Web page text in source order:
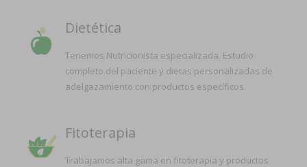
Dietética
Tenemos Nutricionista especializada. Estudio
completo del paciente y dietas personalizadas de
adelgazamiento con productos específicos.
Fitoterapia
Trabajamos alta gama en fitoterapia y productos